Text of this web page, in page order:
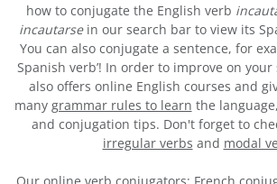
how to conjugate the English verb
incautarsein our search bar to view its
You can also conjugate a sentence, for
Spanish verb’! In order to improve on
also offers online English courses and
many grammar rules to learn the
and conjugation tips. Don't forget to
irregular verbs and modal